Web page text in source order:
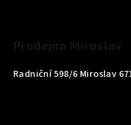
Radniční 598/6 Miroslav